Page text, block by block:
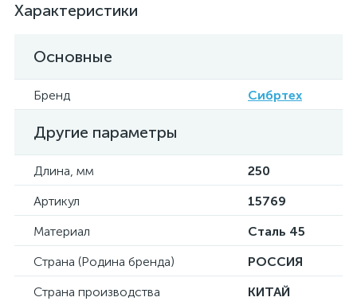
Характеристики
Основные
Бренд Сибртех
Другие параметры
Длина, мм
250
Артикул
15769
Материал
Сталь 45
Страна (Родина бренда)
РОССИЯ
Страна производства
КИТАЙ